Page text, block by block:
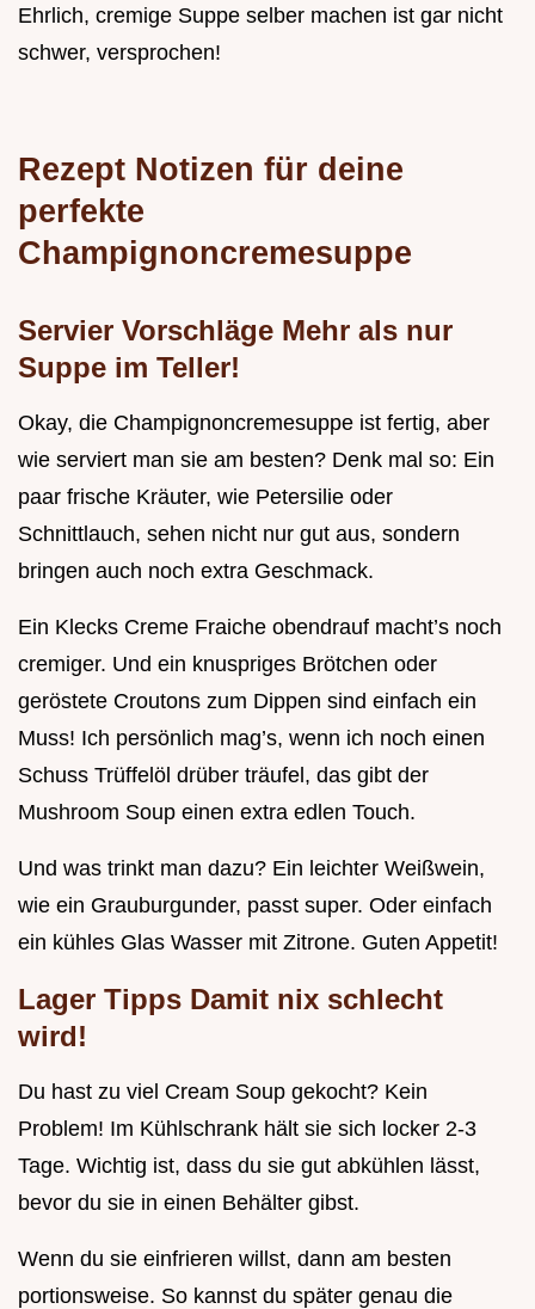
Ehrlich, cremige Suppe selber machen ist gar nicht
schwer, versprochen!
Rezept Notizen für deine
perfekte
Champignoncremesuppe
Servier Vorschläge Mehr als nur
Suppe im Teller!
Okay, die Champignoncremesuppe ist fertig, aber
wie serviert man sie am besten? Denk mal so: Ein
paar frische Kräuter, wie Petersilie oder
Schnittlauch, sehen nicht nur gut aus, sondern
bringen auch noch extra Geschmack.
Ein Klecks Creme Fraiche obendrauf macht’s noch
cremiger. Und ein knuspriges Brötchen oder
geröstete Croutons zum Dippen sind einfach ein
Muss! Ich persönlich mag’s, wenn ich noch einen
Schuss Trüffelöl drüber träufel, das gibt der
Mushroom Soup einen extra edlen Touch.
Und was trinkt man dazu? Ein leichter Weißwein,
wie ein Grauburgunder, passt super. Oder einfach
ein kühles Glas Wasser mit Zitrone. Guten Appetit!
Lager Tipps Damit nix schlecht
wird!
Du hast zu viel Cream Soup gekocht? Kein
Problem! Im Kühlschrank hält sie sich locker 2-3
Tage. Wichtig ist, dass du sie gut abkühlen lässt,
bevor du sie in einen Behälter gibst.
Wenn du sie einfrieren willst, dann am besten
portionsweise. So kannst du später genau die